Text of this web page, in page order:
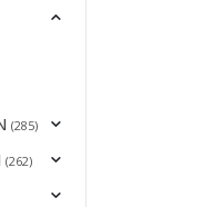
(285)
(262)